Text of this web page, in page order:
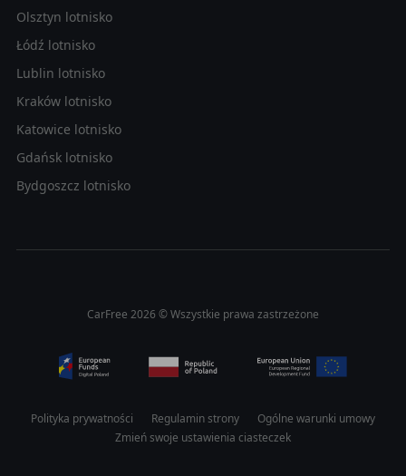
Olsztyn lotnisko
Łódź lotnisko
Lublin lotnisko
Kraków lotnisko
Katowice lotnisko
Gdańsk lotnisko
Bydgoszcz lotnisko
CarFree 2026 © Wszystkie prawa zastrzeżone
Polityka prywatności Regulamin strony
Ogólne warunki umowy
Zmień swoje ustawienia ciasteczek